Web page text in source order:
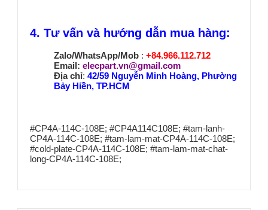
4. Tư vấn và hướng dẫn mua hàng:
Zalo/WhatsApp/Mob : +84.966.112.712
Email: elecpart.vn@gmail.com
Địa chỉ: 42/59 Nguyễn Minh Hoàng, Phường
Bảy Hiền, TP.HCM
#CP4A-114C-108E; #CP4A114C108E; #tam-lanh-
CP4A-114C-108E; #tam-lam-mat-CP4A-114C-108E;
#cold-plate-CP4A-114C-108E; #tam-lam-mat-chat-
long-CP4A-114C-108E;